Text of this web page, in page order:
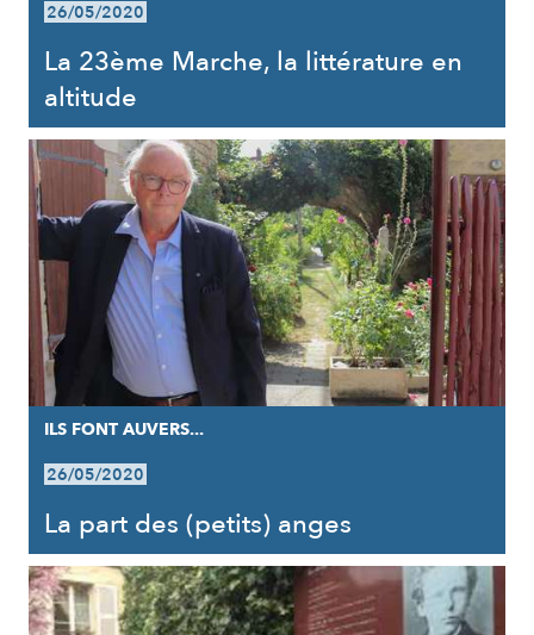
26/05/2020
La 23ème Marche, la littérature en
altitude
ILS FONT AUVERS...
26/05/2020
La part des (petits) anges